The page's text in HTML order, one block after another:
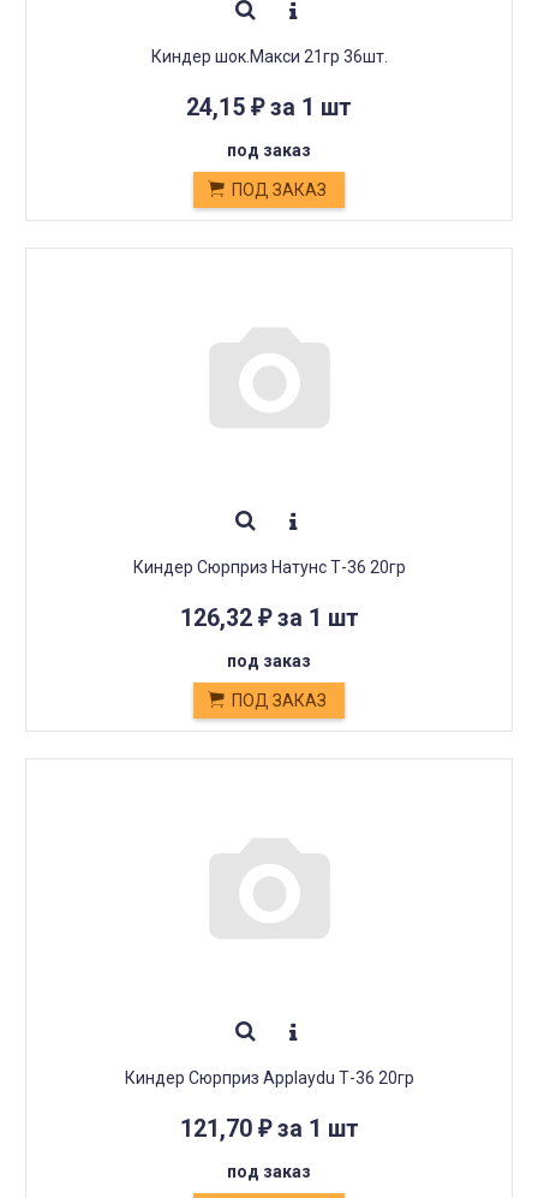
Киндер шок.Макси 21гр 36шт.
24,15 ₽за 1 шт
под заказ
ПОД ЗАКАЗ
Киндер Сюрприз Натунс Т-36 20гр
126,32 ₽за 1 шт
под заказ
ПОД ЗАКАЗ
Киндер Сюрприз Applaydu Т-36 20гр
121,70 ₽за 1 шт
под заказ